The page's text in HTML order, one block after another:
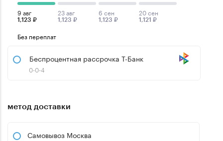
9 авг
1,123 ₽
23 авг
1,123 ₽
6 сен
1,123 ₽
20 сен
1,121 ₽
Без переплат
Беспроцентная рассрочка Т-Банк
0-0-4
метод доставки
Самовывоз Москва